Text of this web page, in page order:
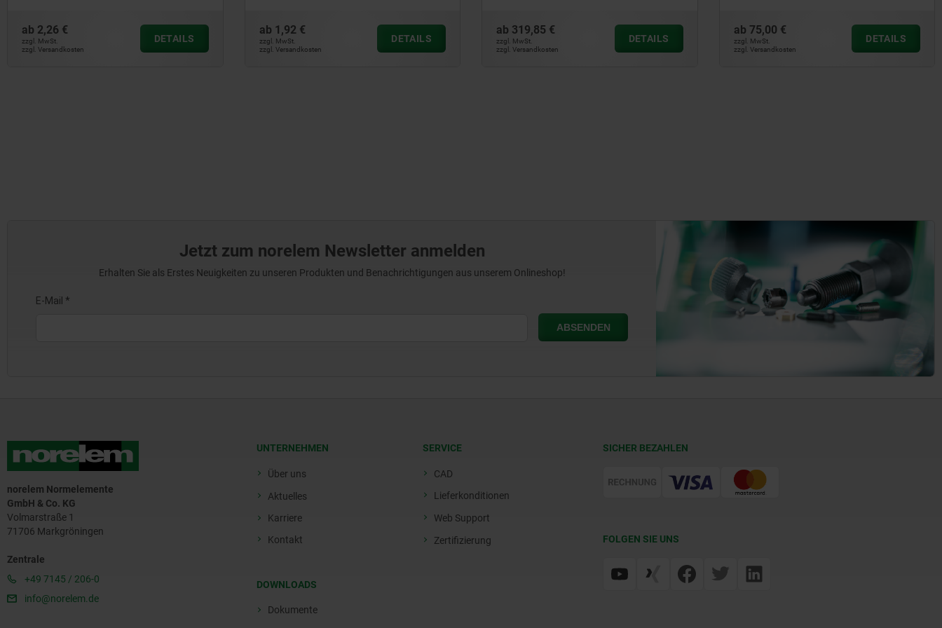
ab 2,26 €
zzgl. MwSt.
zzgl. Versandkosten
DETAILS
ab 1,92 €
zzgl. MwSt.
zzgl. Versandkosten
DETAILS
ab 319,85 €
zzgl. MwSt.
zzgl. Versandkosten
DETAILS
ab 75,00 €
zzgl. MwSt.
zzgl. Versandkosten
DETAILS
Jetzt zum norelem Newsletter anmelden
Erhalten Sie als Erstes Neuigkeiten zu unseren Produkten und Benachrichtigungen aus unserem Onlineshop!
norelem Normelemente
GmbH & Co. KG
Volmarstraße 1
71706 Markgröningen
Zentrale
+49 7145 / 206-0
info@norelem.de
UNTERNEHMEN
Über uns
Aktuelles
Karriere
Kontakt
DOWNLOADS
Dokumente
SERVICE
CAD
Lieferkonditionen
Web Support
Zertifizierung
SICHER BEZAHLEN
FOLGEN SIE UNS